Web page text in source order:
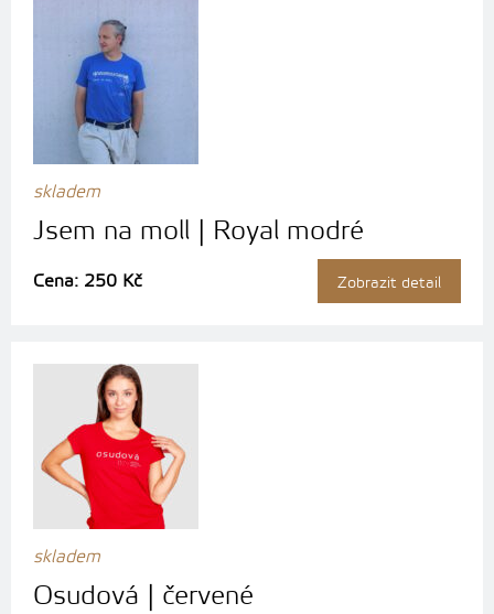
skladem
Jsem na moll | Royal modré
Cena: 250 Kč Zobrazit detail
skladem
Osudová | červené